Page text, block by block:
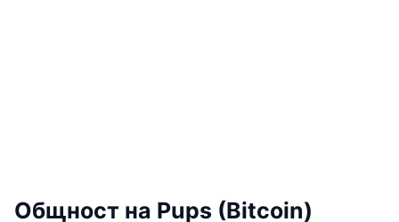
Общност на Pups (Bitcoin)